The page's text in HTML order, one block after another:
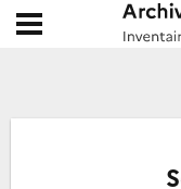
Archives
Ouvrir le menu